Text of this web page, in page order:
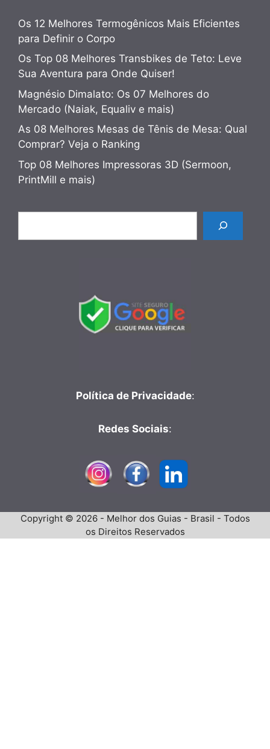
Os 12 Melhores Termogênicos Mais Eficientes
para Definir o Corpo
Os Top 08 Melhores Transbikes de Teto: Leve
Sua Aventura para Onde Quiser!
Magnésio Dimalato: Os 07 Melhores do
Mercado (Naiak, Equaliv e mais)
As 08 Melhores Mesas de Tênis de Mesa: Qual
Comprar? Veja o Ranking
Top 08 Melhores Impressoras 3D (Sermoon,
PrintMill e mais)
Política de Privacidade:
Redes Sociais:
Copyright © 2026 - Melhor dos Guias - Brasil - Todos
os Direitos Reservados